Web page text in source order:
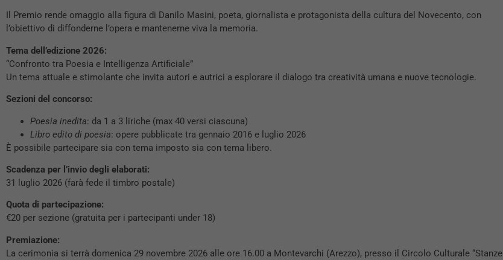
Il Premio rende omaggio alla figura di Danilo Masini, poeta, giornalista e protagonista della cultura del Novecento, con
l’obiettivo di diffonderne l’opera e mantenerne viva la memoria.
Tema dell’edizione 2026:
“Confronto tra Poesia e Intelligenza Artificiale”
Un tema attuale e stimolante che invita autori e autrici a esplorare il dialogo tra creatività umana e nuove tecnologie.
Sezioni del concorso:
Poesia inedita: da 1 a 3 liriche (max 40 versi ciascuna)
Libro edito di poesia: opere pubblicate tra gennaio 2016 e luglio 2026
È possibile partecipare sia con tema imposto sia con tema libero.
Scadenza per l’invio degli elaborati:
31 luglio 2026 (farà fede il timbro postale)
Quota di partecipazione:
€20 per sezione (gratuita per i partecipanti under 18)
Premiazione:
La cerimonia si terrà domenica 29 novembre 2026 alle ore 16.00 a Montevarchi (Arezzo), presso il Circolo Culturale “Stanze